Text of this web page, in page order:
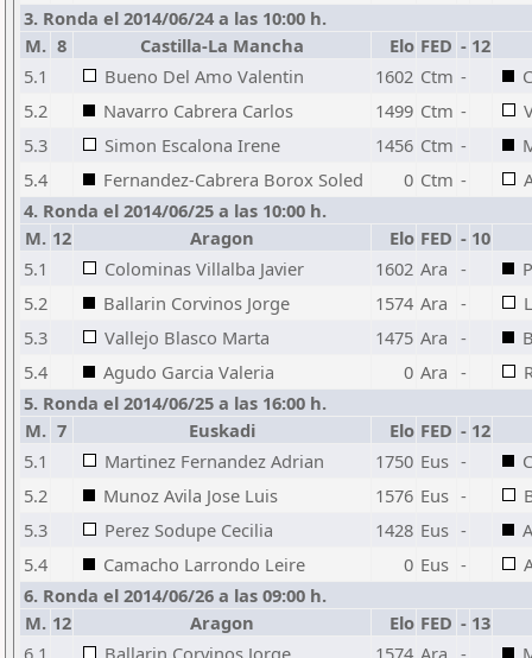
3. Ronda el 2014/06/24 a las 10:00 h.
M. 8 Castilla-La Mancha Elo FED - 12
5.1
Bueno Del Amo Valentin 1602 Ctm -
5.2
Navarro Cabrera Carlos 1499 Ctm -
5.3
Simon Escalona Irene 1456 Ctm -
5.4
Fernandez-Cabrera Borox Soled 0 Ctm -
4. Ronda el 2014/06/25 a las 10:00 h.
M. 12 Aragon Elo FED - 10
5.1
Colominas Villalba Javier 1602 Ara -
5.2
Ballarin Corvinos Jorge 1574 Ara -
5.3
Vallejo Blasco Marta 1475 Ara -
5.4
Agudo Garcia Valeria 0 Ara -
5. Ronda el 2014/06/25 a las 16:00 h.
M. 7 Euskadi Elo FED - 12
5.1
Martinez Fernandez Adrian 1750 Eus -
5.2
Munoz Avila Jose Luis 1576 Eus -
5.3
Perez Sodupe Cecilia 1428 Eus -
5.4
Camacho Larrondo Leire 0 Eus -
6. Ronda el 2014/06/26 a las 09:00 h.
M. 12 Aragon Elo FED - 13
6.1
Ballarin Corvinos Jorge 1574 Ara -